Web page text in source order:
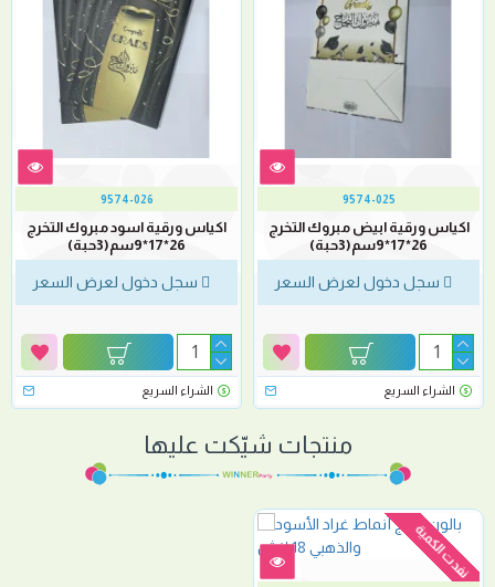
9574-025
اكياس ورقية ابيض مبروك التخرج
26*17*9سم(3حبة)
سجل دخول لعرض السعر
الشراء السريع
9574-026
اكياس ورقية اسود مبروك التخرج
26*17*9سم(3حبة)
سجل دخول لعرض السعر
الشراء السريع
منتجات شيّكت عليها
نفدت الكمية